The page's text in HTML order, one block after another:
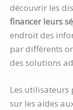
découvrir les
financer leurs
endroit des
par différents
des solutions
Les utilisateurs
sur les aides